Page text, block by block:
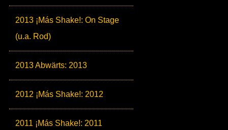
2013 ¡Más Shake!: On Stage
(u.a. Rod)
2013 Abwärts: 2013
2012 ¡Más Shake!: 2012
2011 ¡Más Shake!: 2011